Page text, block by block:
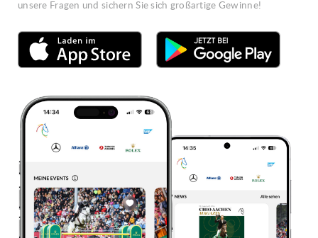
unsere Fragen und sichern Sie sich großartige Gewinne!